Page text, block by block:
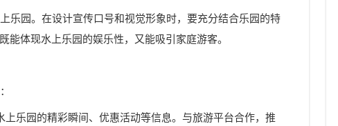
乐园。在设计宣传口号和视觉形象时，要充分结合乐园的特
能体现水上乐园的娱乐性，又能吸引家庭游客。
乐园的精彩瞬间、优惠活动等信息。与旅游平台合作，推